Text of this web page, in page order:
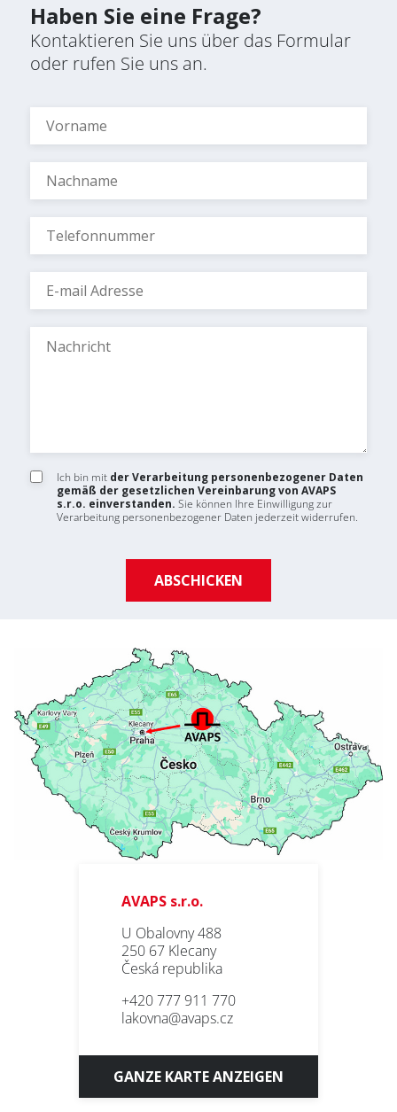
Haben Sie eine Frage?
Kontaktieren Sie uns über das Formular
oder rufen Sie uns an.
Ich bin mit der Verarbeitung personenbezogener Daten
gemäß der gesetzlichen Vereinbarung von AVAPS
s.r.o. einverstanden. Sie können Ihre Einwilligung zur
Verarbeitung personenbezogener Daten jederzeit widerrufen.
AVAPS s.r.o.
U Obalovny 488
250 67 Klecany
Česká republika
+420 777 911 770
lakovna@avaps.cz
GANZE KARTE ANZEIGEN